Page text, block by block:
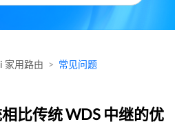
家用路由 常见问题
比传统 WDS 中继的优